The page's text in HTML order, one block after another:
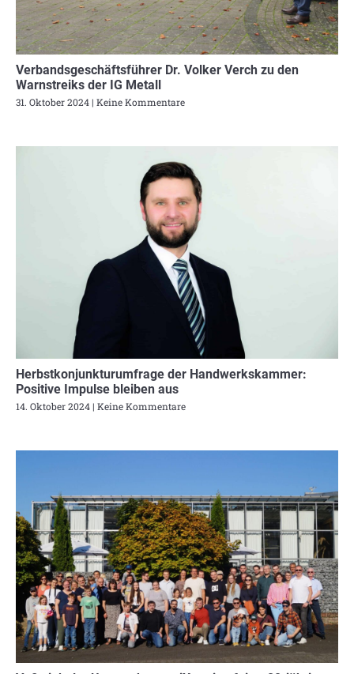
Verbandsgeschäftsführer Dr. Volker Verch zu den
Warnstreiks der IG Metall
31. Oktober 2024 Keine Kommentare
Herbstkonjunkturumfrage der Handwerkskammer:
Positive Impulse bleiben aus
14. Oktober 2024 Keine Kommentare